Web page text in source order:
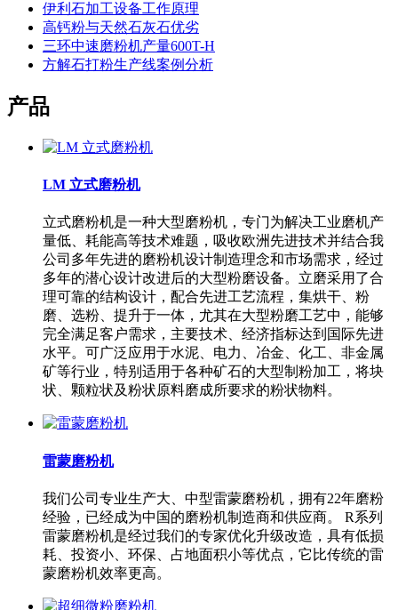
伊利石加工设备工作原理
高钙粉与天然石灰石优劣
三环中速磨粉机产量600T-H
方解石打粉生产线案例分析
产品
LM 立式磨粉机
立式磨粉机是一种大型磨粉机，专门为解决工业磨机产
量低、耗能高等技术难题，吸收欧洲先进技术并结合我
公司多年先进的磨粉机设计制造理念和市场需求，经过
多年的潜心设计改进后的大型粉磨设备。立磨采用了合
理可靠的结构设计，配合先进工艺流程，集烘干、粉
磨、选粉、提升于一体，尤其在大型粉磨工艺中，能够
完全满足客户需求，主要技术、经济指标达到国际先进
水平。可广泛应用于水泥、电力、冶金、化工、非金属
矿等行业，特别适用于各种矿石的大型制粉加工，将块
状、颗粒状及粉状原料磨成所要求的粉状物料。
雷蒙磨粉机
我们公司专业生产大、中型雷蒙磨粉机，拥有22年磨粉
经验，已经成为中国的磨粉机制造商和供应商。 R系列
雷蒙磨粉机是经过我们的专家优化升级改造，具有低损
耗、投资小、环保、占地面积小等优点，它比传统的雷
蒙磨粉机效率更高。